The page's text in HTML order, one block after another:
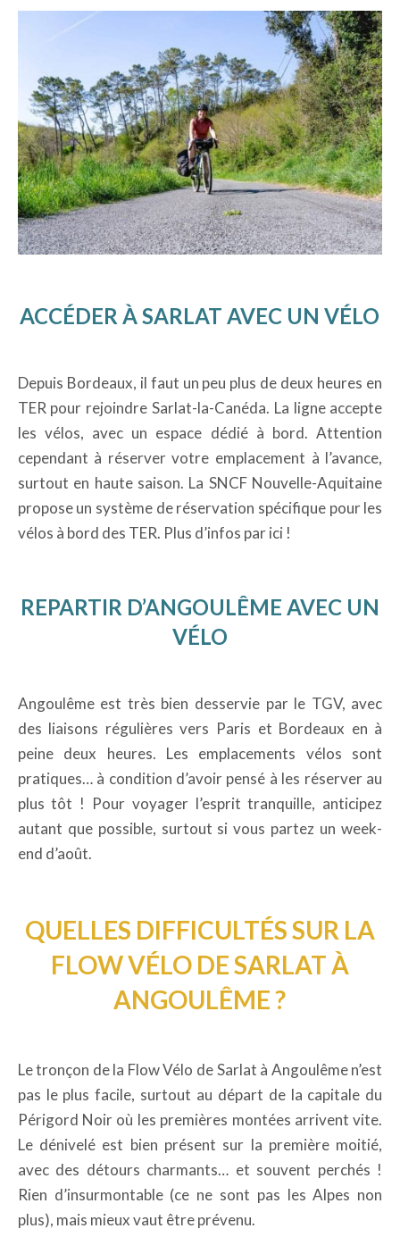
ACCÉDER À SARLAT AVEC UN VÉLO
Depuis Bordeaux, il faut un peu plus de deux heures en
TER pour rejoindre Sarlat-la-Canéda. La ligne accepte
les vélos, avec un espace dédié à bord. Attention
cependant à réserver votre emplacement à l’avance,
surtout en haute saison. La SNCF Nouvelle-Aquitaine
propose un système de réservation spécifique pour les
vélos à bord des TER. Plus d’infos par ici !
REPARTIR D’ANGOULÊME AVEC UN
VÉLO
Angoulême est très bien desservie par le TGV, avec
des liaisons régulières vers Paris et Bordeaux en à
peine deux heures. Les emplacements vélos sont
pratiques… à condition d’avoir pensé à les réserver au
plus tôt ! Pour voyager l’esprit tranquille, anticipez
autant que possible, surtout si vous partez un week-
end d’août.
QUELLES DIFFICULTÉS SUR LA
FLOW VÉLO DE SARLAT À
ANGOULÊME ?
Le tronçon de la Flow Vélo de Sarlat à Angoulême n’est
pas le plus facile, surtout au départ de la capitale du
Périgord Noir où les premières montées arrivent vite.
Le dénivelé est bien présent sur la première moitié,
avec des détours charmants… et souvent perchés !
Rien d’insurmontable (ce ne sont pas les Alpes non
plus), mais mieux vaut être prévenu.